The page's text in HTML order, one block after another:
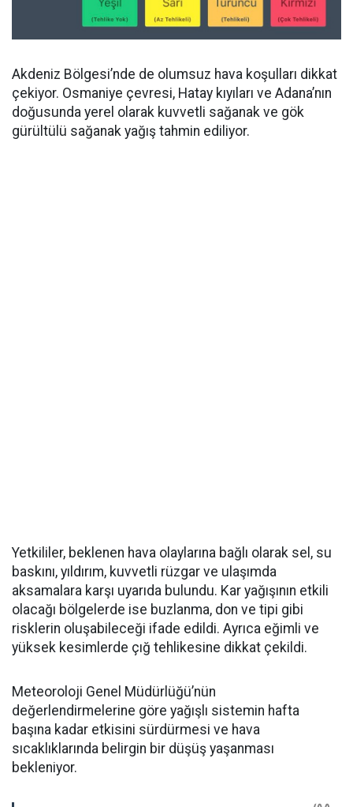
Akdeniz Bölgesi’nde de olumsuz hava koşulları dikkat
çekiyor. Osmaniye çevresi, Hatay kıyıları ve Adana’nın
doğusunda yerel olarak kuvvetli sağanak ve gök
gürültülü sağanak yağış tahmin ediliyor.
Yetkililer, beklenen hava olaylarına bağlı olarak sel, su
baskını, yıldırım, kuvvetli rüzgar ve ulaşımda
aksamalara karşı uyarıda bulundu. Kar yağışının etkili
olacağı bölgelerde ise buzlanma, don ve tipi gibi
risklerin oluşabileceği ifade edildi. Ayrıca eğimli ve
yüksek kesimlerde çığ tehlikesine dikkat çekildi.
Meteoroloji Genel Müdürlüğü’nün
değerlendirmelerine göre yağışlı sistemin hafta
başına kadar etkisini sürdürmesi ve hava
sıcaklıklarında belirgin bir düşüş yaşanması
bekleniyor.